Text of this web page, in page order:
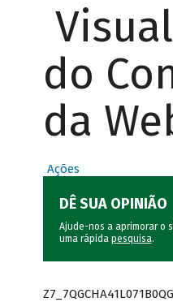
do
da
Ações
DÊ SUA OPINIÃO
Ajude-nos a aprimorar o
uma rápida pesquisa.